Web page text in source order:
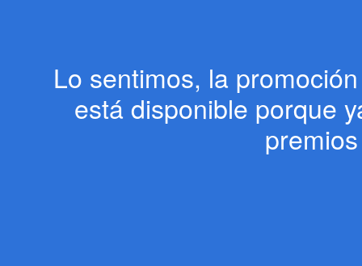
Lo sentimos, la
está disponible porque